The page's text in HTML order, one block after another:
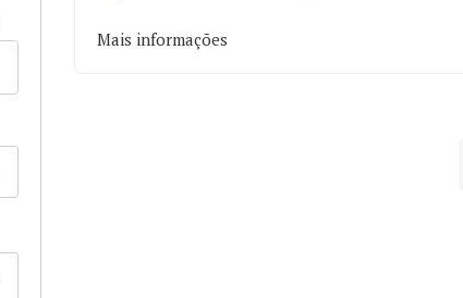
Mais informações